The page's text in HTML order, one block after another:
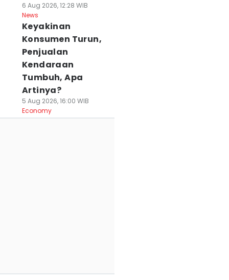
6 Aug 2026, 12:28 WIB
News
Keyakinan
Konsumen Turun,
Penjualan
Kendaraan
Tumbuh, Apa
Artinya?
5 Aug 2026, 16:00 WIB
Economy